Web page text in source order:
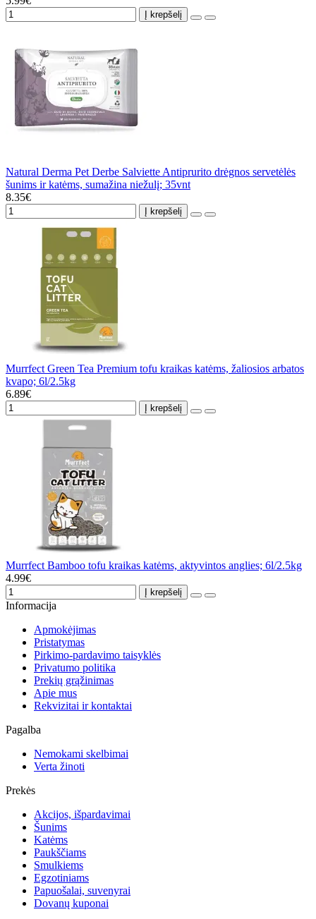
Į krepšelį
Natural Derma Pet Derbe Salviette Antiprurito drėgnos servetėlės
šunims ir katėms, sumažina niežulį; 35vnt
8.35€
Į krepšelį
Murrfect Green Tea Premium tofu kraikas katėms, žaliosios arbatos
kvapo; 6l/2.5kg
6.89€
Į krepšelį
Murrfect Bamboo tofu kraikas katėms, aktyvintos anglies; 6l/2.5kg
4.99€
Į krepšelį
Informacija
Apmokėjimas
Pristatymas
Pirkimo-pardavimo taisyklės
Privatumo politika
Prekių grąžinimas
Apie mus
Rekvizitai ir kontaktai
Pagalba
Nemokami skelbimai
Verta žinoti
Prekės
Akcijos, išpardavimai
Šunims
Katėms
Paukščiams
Smulkiems
Egzotiniams
Papuošalai, suvenyrai
Dovanų kuponai